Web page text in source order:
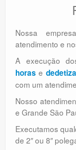
Nossa
atendimento e
A execução
horas e
com um
Nosso
e Grande São
Executamos
de 2″ ou 8″